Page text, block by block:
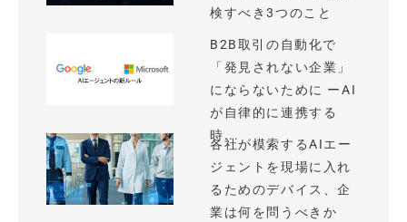
検すべき3つのこと
B2B取引の自動化で
「発見されない企業」
にならないために ーAI
が自律的に連携する
時...
各社が模索するAIエー
ジェントを現場に入れ
るためのデバイス、企
業は何を問うべきか